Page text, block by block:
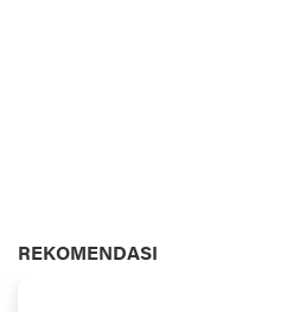
REKOMENDASI